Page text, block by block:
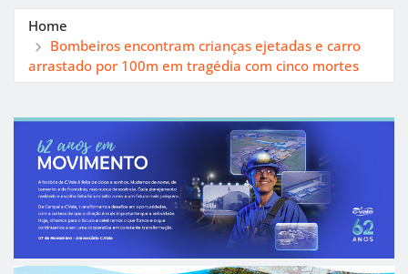
Home
Bombeiros encontram crianças ejetadas e carro
arrastado por 100m em tragédia com cinco mortes